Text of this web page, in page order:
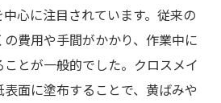
心に注目されています。従来の
費用や手間がかかり、作業中に
とが一般的でした。クロスメイ
面に塗布することで、黄ばみや